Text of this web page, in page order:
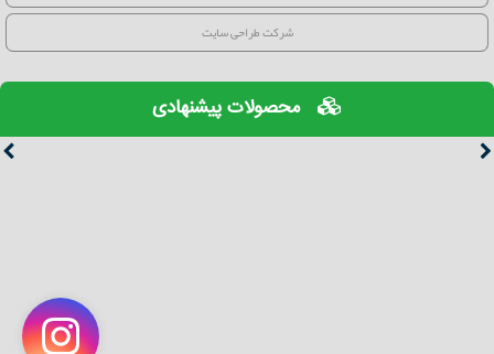
شرکت طراحی سایت
محصولات پیشنهادی